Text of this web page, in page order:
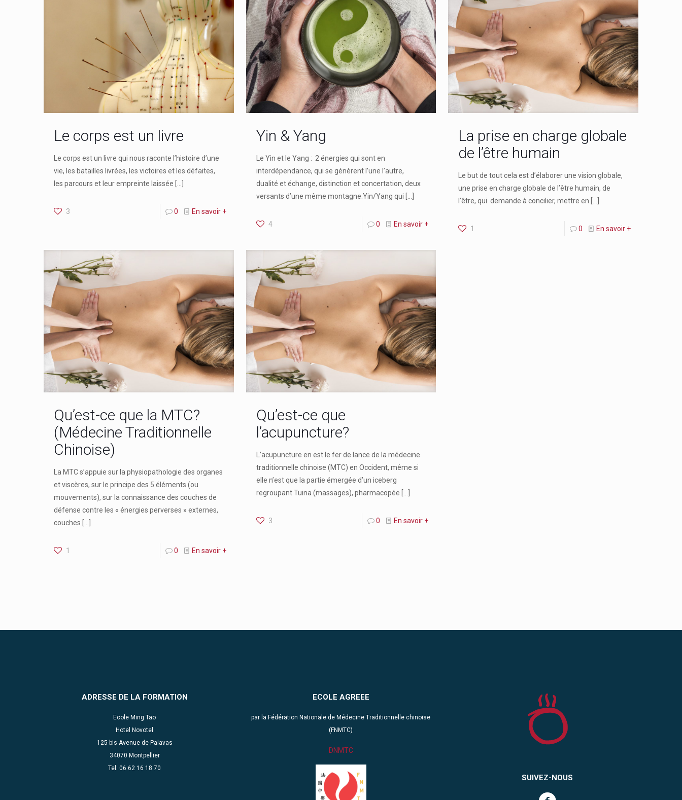
Le corps est un livre
Le corps est un livre qui nous raconte l’histoire d’une
vie, les batailles livrées, les victoires et les défaites,
les parcours et leur empreinte laissée
3 0 En savoir +
Yin & Yang
Le Yin et le Yang : 2 énergies qui sont en
interdépendance, qui se génèrent l’une l’autre,
dualité et échange, distinction et concertation, deux
versants d’une même montagne.Yin/Yang qui
4 0 En savoir +
La prise en charge globale
de l’être humain
Le but de tout cela est d’élaborer une vision globale,
une prise en charge globale de l’être humain, de
l’être, qui demande à concilier, mettre en
1 0 En savoir +
Qu’est-ce que la MTC?
(Médecine Traditionnelle
Chinoise)
La MTC s’appuie sur la physiopathologie des organes
et viscères, sur le principe des 5 éléments (ou
mouvements), sur la connaissance des couches de
défense contre les « énergies perverses » externes,
couches
1 0 En savoir +
Qu’est-ce que
l’acupuncture?
L’acupuncture en est le fer de lance de la médecine
traditionnelle chinoise (MTC) en Occident, même si
elle n’est que la partie émergée d’un iceberg
regroupant Tuina (massages), pharmacopée
3 0 En savoir +
ADRESSE DE LA FORMATION
Ecole Ming Tao
Hotel Novotel
125 bis Avenue de Palavas
34070 Montpellier
Tel: 06 62 16 18 70
ECOLE AGREEE
par la Fédération Nationale de Médecine Traditionnelle chinoise
(FNMTC)
DNMTC
SUIVEZ-NOUS